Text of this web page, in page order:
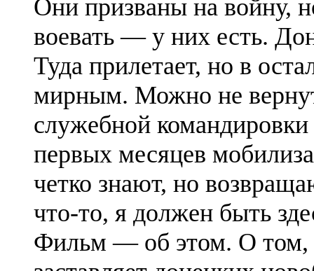
Они призваны на войну,
воевать — у них есть.
Туда прилетает, но в
мирным. Можно не
служебной
первых месяцев
четко знают, но
что-то, я должен быть
Фильм — об этом. О том,